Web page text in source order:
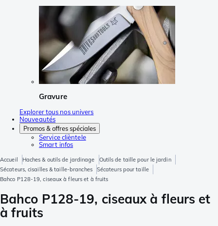
Gravure
Explorer tous nos univers
Nouveautés
Promos & offres spéciales
Service clièntele
Smart infos
Accueil Haches & outils de jardinage
Outils de taille pour le jardin
Sécateurs, cisailles & taille-branches
Sécateurs pour taille
Bahco P128-19, ciseaux à fleurs et à fruits
Bahco P128-19, ciseaux à fleurs et
à fruits